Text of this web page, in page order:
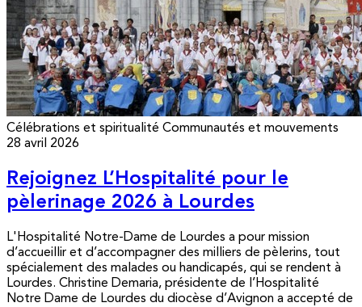
Célébrations et spiritualité Communautés et mouvements
28 avril 2026
Rejoignez L’Hospitalité pour le
pèlerinage 2026 à Lourdes
L'Hospitalité Notre-Dame de Lourdes a pour mission
d’accueillir et d’accompagner des milliers de pèlerins, tout
spécialement des malades ou handicapés, qui se rendent à
Lourdes. Christine Demaria, présidente de l’Hospitalité
Notre Dame de Lourdes du diocèse d’Avignon a accepté de